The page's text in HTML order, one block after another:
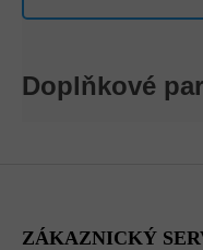
Doplňkové
ZÁKAZNICKÝ